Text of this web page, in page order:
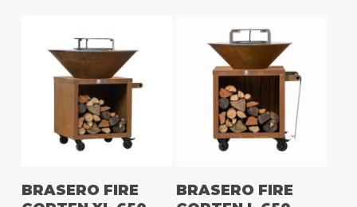
CHOIX DES OPTIONS
BRASERO FIRE
CHOIX DES OPTIONS
BRASERO FIRE